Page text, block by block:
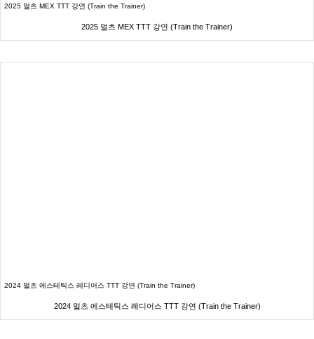
2025 멀츠 MEX TTT 강연 (Train the Trainer)
2025 멀츠 MEX TTT 강연 (Train the Trainer)
2024 멀츠 에스테틱스 레디어스 TTT 강연 (Train the Trainer)
2024 멀츠 에스테틱스 레디어스 TTT 강연 (Train the Trainer)